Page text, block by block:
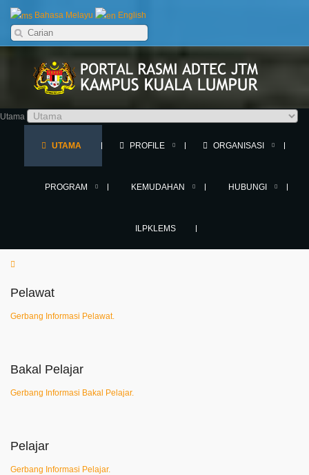
Bahasa Melayu English
Utama
UTAMA PROFILE ORGANISASI
PROGRAM KEMUDAHAN HUBUNGI
ILPKLEMS
Pelawat
Gerbang Informasi Pelawat.
Bakal Pelajar
Gerbang Informasi Bakal Pelajar.
Pelajar
Gerbang Informasi Pelajar.